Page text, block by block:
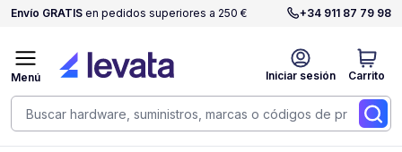
Envío GRATIS en pedidos superiores a 250 € +34 911 87 79 98
Iniciar sesión Carrito
Menú